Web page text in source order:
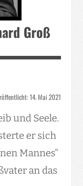
Groß
14. Mai 2021
und Seele.
er sich
Mannes“
an das